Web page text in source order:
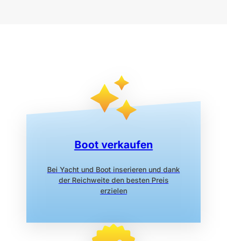
Boot verkaufen
Bei Yacht und Boot inserieren und dank
der Reichweite den besten Preis
erzielen